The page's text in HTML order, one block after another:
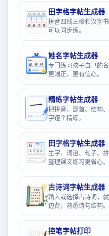
田字格字帖生成器
拼音四线三格和汉字
可以同步练。
姓名字帖生成器
专门练习孩子自己的
更端正、更有信心。
精练字帖生成器
把拼音、部首、结构
字逐个精练。
田字格字帖生成器
生字、词语、句子、
整理课文练习更省心。
古诗词字帖生成器
输入或选择古诗词，
边背，熟悉诗句结构。
控笔字帖打印